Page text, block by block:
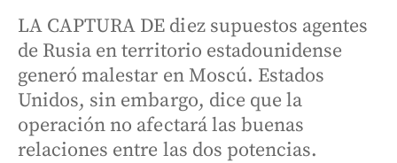
LA CAPTURA DE diez supuestos agentes
de Rusia en territorio estadounidense
generó malestar en Moscú. Estados
Unidos, sin embargo, dice que la
operación no afectará las buenas
relaciones entre las dos potencias.